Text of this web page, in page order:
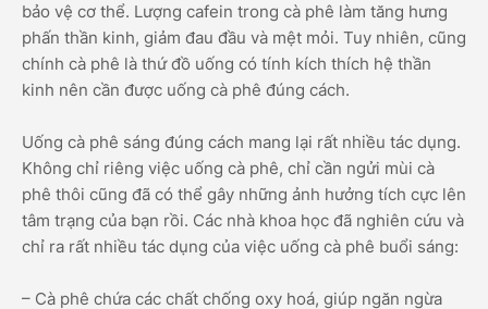
bảo vệ cơ thể. Lượng cafein trong cà phê làm tăng hưng
phấn thần kinh, giảm đau đầu và mệt mỏi. Tuy nhiên, cũng
chính cà phê là thứ đồ uống có tính kích thích hệ thần
kinh nên cần được uống cà phê đúng cách.
Uống cà phê sáng đúng cách mang lại rất nhiều tác dụng.
Không chỉ riêng việc uống cà phê, chỉ cần ngửi mùi cà
phê thôi cũng đã có thể gây những ảnh hưởng tích cực lên
tâm trạng của bạn rồi. Các nhà khoa học đã nghiên cứu và
chỉ ra rất nhiều tác dụng của việc uống cà phê buổi sáng:
– Cà phê chứa các chất chống oxy hoá, giúp ngăn ngừa